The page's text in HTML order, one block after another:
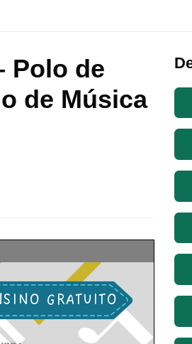
Polo de
de Música